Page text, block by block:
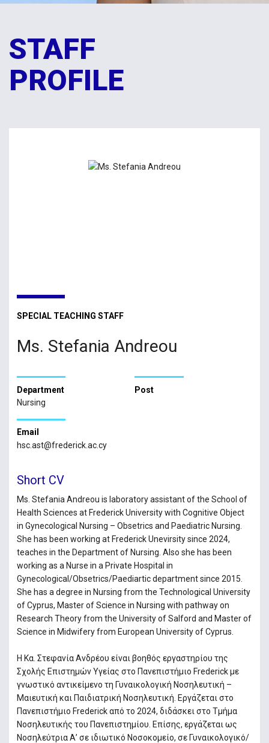
STAFF
PROFILE
SPECIAL TEACHING STAFF
Ms. Stefania Andreou
Department
Nursing
Post
Email
hsc.ast@frederick.ac.cy
Short CV
Ms. Stefania Andreou is laboratory assistant of the School of
Health Sciences at Frederick University with Cognitive Object
in Gynecological Nursing – Obsetrics and Paediatric Nursing.
She has been working at Frederick Unevirsity since 2024,
teaches in the Department of Nursing. Also she has been
working as a Nurse in a Private Hospital in
Gynecological/Obsetrics/Paediartic department since 2015.
She has a degree in Nursing from the Technological University
of Cyprus, Master of Science in Nursing with pathway on
Research Theory from the University of Salford and Master of
Science in Midwifery from European University of Cyprus.
Η Κα. Στεφανία Ανδρέου είναι βοηθός εργαστηρίου της
Σχολής Επιστημών Υγείας στο Πανεπιστήμιο Frederick με
γνωστικό αντικείμενο τη Γυναικολογική Νοσηλευτική –
Μαιευτική και Παιδιατρική Νοσηλευτική. Εργάζεται στο
Πανεπιστήμιο Frederick από το 2024, διδάσκει στο Τμήμα
Νοσηλευτικής του Πανεπιστημίου. Επίσης, εργάζεται ως
Νοσηλεύτρια Α’ σε ιδιωτικό Νοσοκομείο, σε Γυναικολογικό/